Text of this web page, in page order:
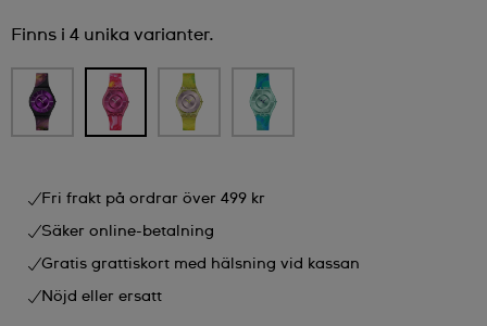
Finns i 4 unika varianter.
Fri frakt på ordrar över 499 kr
Säker online-betalning
Gratis grattiskort med hälsning vid kassan
Nöjd eller ersatt